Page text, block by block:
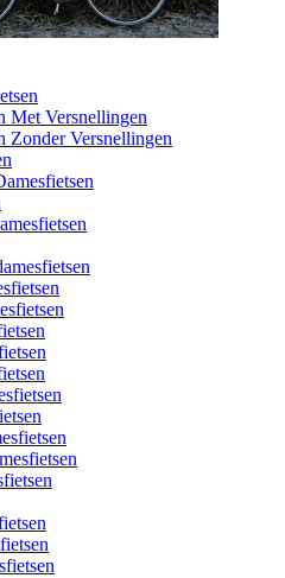
Met Versnellingen
Zonder Versnellingen